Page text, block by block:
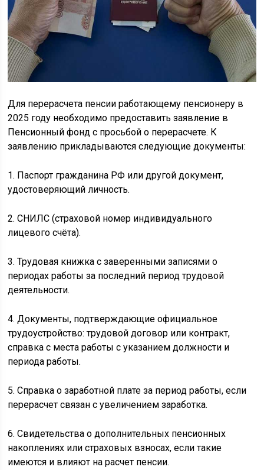
Для перерасчета пенсии работающему пенсионеру в
2025 году необходимо предоставить заявление в
Пенсионный фонд с просьбой о перерасчете. К
заявлению прикладываются следующие документы:
1. Паспорт гражданина РФ или другой документ,
удостоверяющий личность.
2. СНИЛС (страховой номер индивидуального
лицевого счёта).
3. Трудовая книжка с заверенными записями о
периодах работы за последний период трудовой
деятельности.
4. Документы, подтверждающие официальное
трудоустройство: трудовой договор или контракт,
справка с места работы с указанием должности и
периода работы.
5. Справка о заработной плате за период работы, если
перерасчет связан с увеличением заработка.
6. Свидетельства о дополнительных пенсионных
накоплениях или страховых взносах, если такие
имеются и влияют на расчет пенсии.